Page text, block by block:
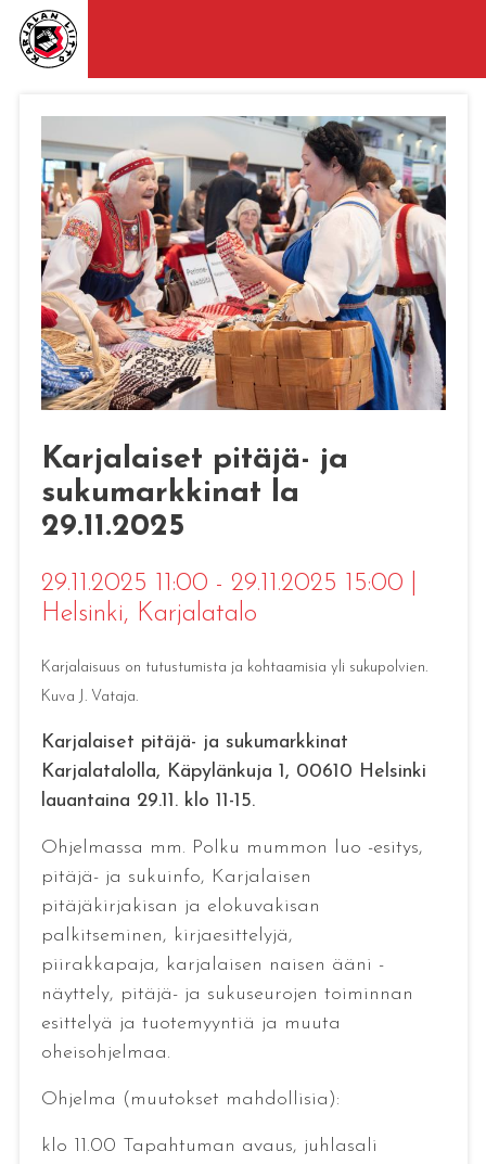
Karjalaiset pitäjä- ja
sukumarkkinat la
29.11.2025
29.11.2025 11:00 - 29.11.2025 15:00
Helsinki, Karjalatalo
Karjalaisuus on tutustumista ja kohtaamisia yli sukupolvien.
Kuva J. Vataja.
Karjalaiset pitäjä- ja sukumarkkinat
Karjalatalolla, Käpylänkuja 1, 00610 Helsinki
lauantaina 29.11. klo 11-15.
Ohjelmassa mm. Polku mummon luo -esitys,
pitäjä- ja sukuinfo, Karjalaisen
pitäjäkirjakisan ja elokuvakisan
palkitseminen, kirjaesittelyjä,
piirakkapaja, karjalaisen naisen ääni -
näyttely, pitäjä- ja sukuseurojen toiminnan
esittelyä ja tuotemyyntiä ja muuta
oheisohjelmaa.
Ohjelma (muutokset mahdollisia):
klo 11.00 Tapahtuman avaus, juhlasali